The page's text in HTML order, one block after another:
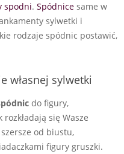
spodni. Spódnice same w
sylwetki i
rodzaje spódnic postawić,
własnej sylwetki
do figury,
się Wasze
od biustu,
figury gruszki.